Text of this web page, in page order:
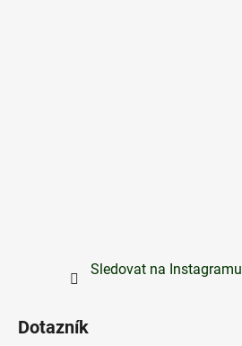
Sledovat na Instagramu
Dotazník